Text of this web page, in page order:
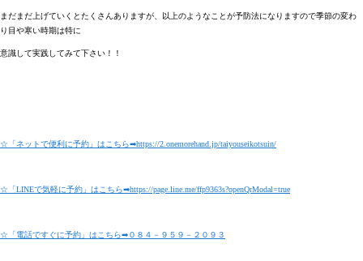
まだまだ上げていくとたくさんありますが、以上のようなことが予防法になりますので季節の変わ
り目や寒い時期は特に
意識して実践してみて下さい！！
☆「ネットで便利に予約」はこちら➡https://2.onemorehand.jp/taiyouseikotsuin/
☆「LINEで気軽に予約」はこちら➡https://page.line.me/ffp9363s?openQrModal=true
☆「電話ですぐに予約」はこちら➡０８４－９５９－２０９３